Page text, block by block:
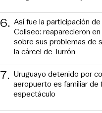
6. Así fue la participación
Coliseo: reaparecieron
sobre sus problemas de
la cárcel de Turrón
7. Uruguayo detenido por
aeropuerto es familiar de
espectáculo